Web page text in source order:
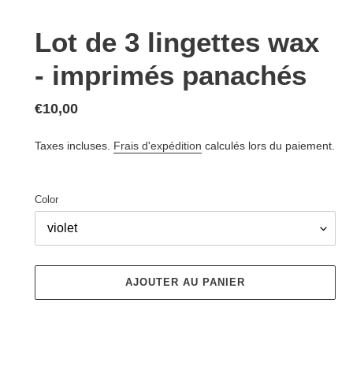
Lot de 3 lingettes wax
- imprimés panachés
Prix
€10,00
Taxes incluses. Frais d'expédition calculés lors du paiement.
Color
AJOUTER AU PANIER